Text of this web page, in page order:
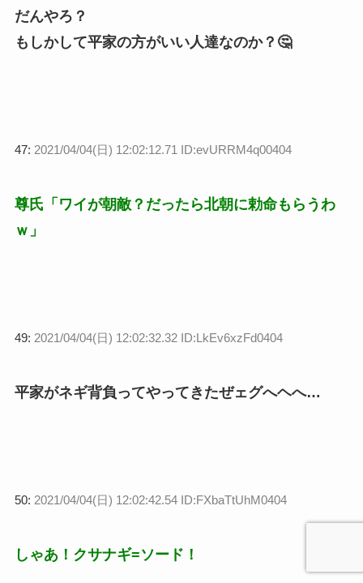
だんやろ？
もしかして平家の方がいい人達なのか？🤔
47: 2021/04/04(日) 12:02:12.71 ID:evURRM4q00404
尊氏「ワイが朝敵？だったら北朝に勅命もらうわ
ｗ」
49: 2021/04/04(日) 12:02:32.32 ID:LkEv6xzFd0404
平家がネギ背負ってやってきたぜェグへヘへ…
50: 2021/04/04(日) 12:02:42.54 ID:FXbaTtUhM0404
しゃあ！クサナギ=ソード！